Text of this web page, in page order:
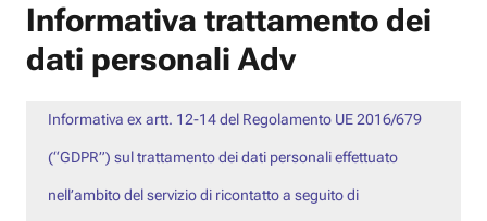
Informativa trattamento dei
dati personali Adv
Informativa ex artt. 12-14 del Regolamento UE 2016/679
(“GDPR”) sul trattamento dei dati personali effettuato
nell’ambito del servizio di ricontatto a seguito di